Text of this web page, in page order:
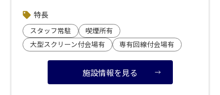
ネックス」がございます。
お間違えのないようお気を付けください。
▼近隣駐車場のご案内
<strong><a style="color: blue; text-decoration:
underline;" href="https://www.s-park.jp/">「s-
park</a>」</a></strong>（公財）東京都道路整備保全
特長
スタッフ常駐
喫煙所有
大型スクリーン付会場有
専有回線付会場有
施設情報を見る